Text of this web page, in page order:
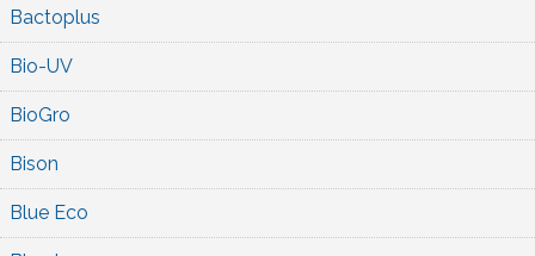
Bactoplus
Bio-UV
BioGro
Bison
Blue Eco